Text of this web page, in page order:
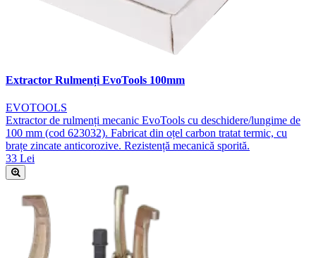
Extractor Rulmenți EvoTools 100mm
EVOTOOLS
Extractor de rulmenți mecanic EvoTools cu deschidere/lungime de
100 mm (cod 623032). Fabricat din oțel carbon tratat termic, cu
brațe zincate anticorozive. Rezistență mecanică sporită.
33 Lei